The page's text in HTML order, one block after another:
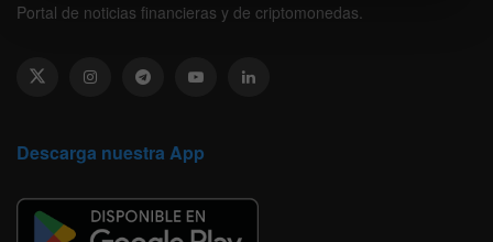
Portal de noticias financieras y de criptomonedas.
Descarga nuestra App